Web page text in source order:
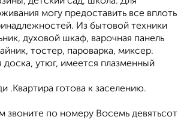
могу предоставить все вплоть
Из бытовой техники
духовой шкаф, варочная панель
тостер, пароварка, миксер.
доска, утюг, имеется плазменный
.Квартира готова к заселению.
звоните по номеру Восемь девятьсот